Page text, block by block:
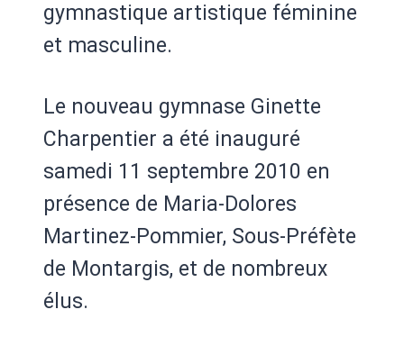
gymnastique artistique féminine
et masculine.
Le nouveau gymnase Ginette
Charpentier a été inauguré
samedi 11 septembre 2010 en
présence de Maria-Dolores
Martinez-Pommier, Sous-Préfète
de Montargis, et de nombreux
élus.